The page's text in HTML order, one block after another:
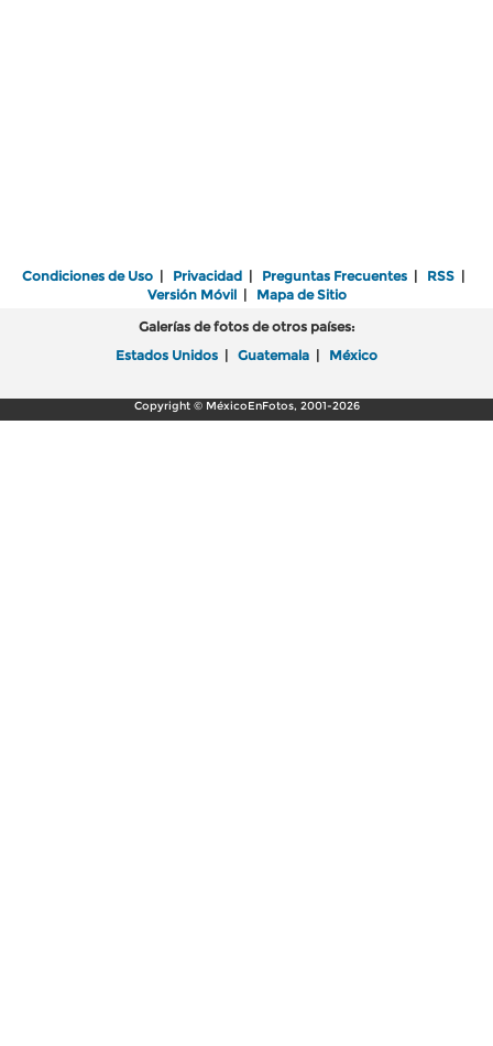
Condiciones de Uso | Privacidad | Preguntas Frecuentes | RSS |
Versión Móvil| Mapa de Sitio
Galerías de fotos de otros países:
Estados Unidos | Guatemala | México
Copyright © MéxicoEnFotos, 2001-2026